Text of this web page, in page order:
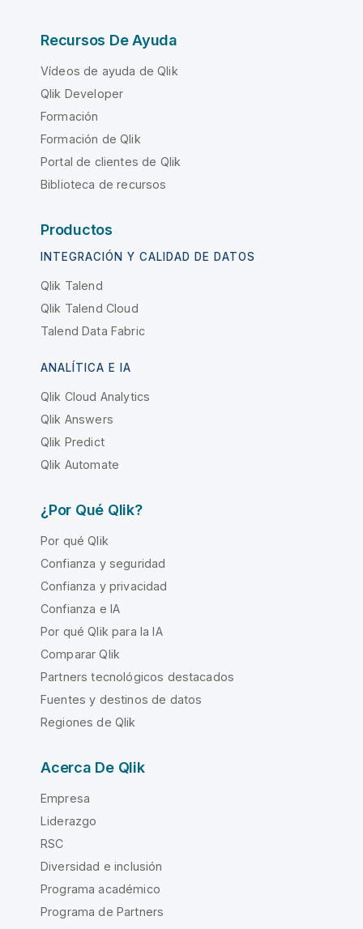
Recursos De Ayuda
Vídeos de ayuda de Qlik
Qlik Developer
Formación
Formación de Qlik
Portal de clientes de Qlik
Biblioteca de recursos
Productos
INTEGRACIÓN Y CALIDAD DE DATOS
Qlik Talend
Qlik Talend Cloud
Talend Data Fabric
ANALÍTICA E IA
Qlik Cloud Analytics
Qlik Answers
Qlik Predict
Qlik Automate
¿Por Qué Qlik?
Por qué Qlik
Confianza y seguridad
Confianza y privacidad
Confianza e IA
Por qué Qlik para la IA
Comparar Qlik
Partners tecnológicos destacados
Fuentes y destinos de datos
Regiones de Qlik
Acerca De Qlik
Empresa
Liderazgo
RSC
Diversidad e inclusión
Programa académico
Programa de Partners